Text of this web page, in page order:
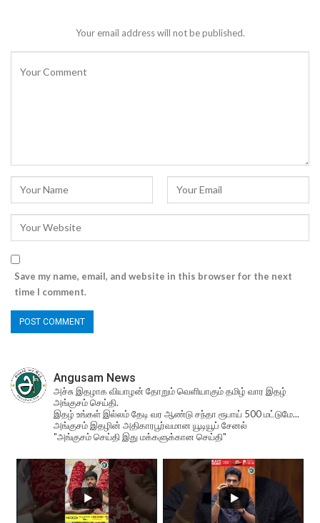
Your email address will not be published.
Save my name, email, and website in this browser for the next
time I comment.
Angusam News
அச்சு இதழாக வியாழன் தோறும் வெளியாகும் தமிழ் வார இதழ்
அங்குசம் செய்தி.
இதழ் உங்கள் இல்லம் தேடி வர ஆண்டு சந்தா ரூபாய் 500 மட்டுமே...
அங்குசம் இதழின் அதிகாரபூர்வமான யூடியூப் சேனல்
"அங்குசம் செய்தி இது மக்களுக்கான செய்தி"